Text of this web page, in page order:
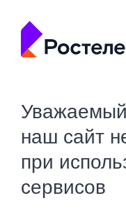
Уважаемый
наш сайт
при
сервисов